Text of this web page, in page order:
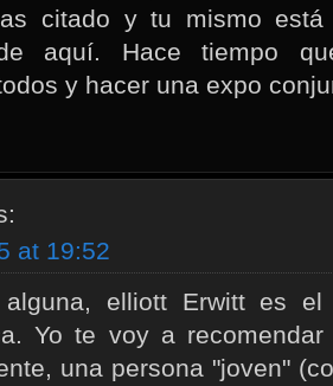
citado y tu mismo está
aquí. Hace tiempo
y hacer una expo
at 19:52
elliott Erwitt es
Yo te voy a
una persona "joven"